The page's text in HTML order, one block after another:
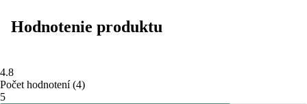
Hodnotenie produktu
4.8
Počet hodnotení(4)
5